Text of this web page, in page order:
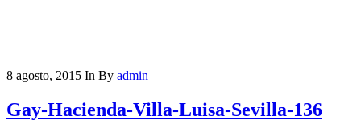
8 agosto, 2015 In By admin
Gay-Hacienda-Villa-Luisa-Sevilla-136